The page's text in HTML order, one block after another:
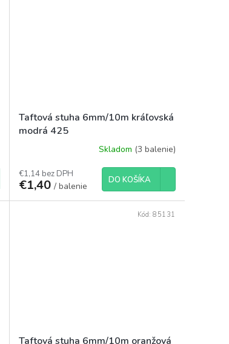
Taftová stuha 6mm/10m kráľovská
modrá 425
Skladom (3 balenie)
€1,14 bez DPH
€1,40 / balenie
DO KOŠÍKA
Taftová stuha 6mm/10m oranžová
Kód:85131